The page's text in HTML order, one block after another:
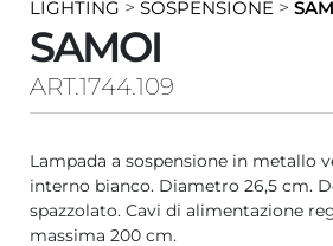
LIGHTING >SOSPENSIONE >
SAMOI
ART.1744.109
Lampada a sospensione in metallo
interno bianco. Diametro 26,5 cm.
spazzolato. Cavi di alimentazione
massima 200 cm.